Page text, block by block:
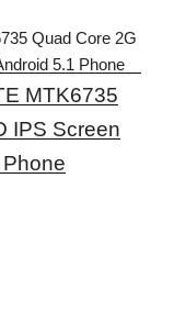
MTK6735
IPS Screen